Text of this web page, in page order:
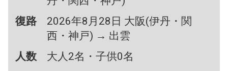
復路
2026年8月28日 大阪(伊丹・関
西・神戸) → 出雲
人数
大人2名・子供0名